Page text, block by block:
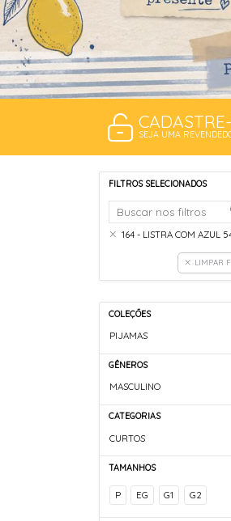
SEJA UMA
FILTROS SELECIONADOS
164 - LISTRA COM AZUL
LIMPAR
COLEÇÕES
PIJAMAS
GÊNEROS
MASCULINO
CATEGORIAS
CURTOS
TAMANHOS
P EG G1 G2